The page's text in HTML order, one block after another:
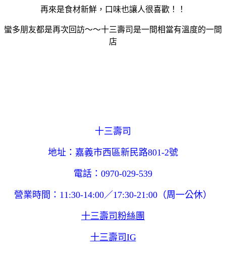
再來是食材新鮮，口味也讓人很喜歡！！
蠻多朋友都是再次回訪～～十三壽司是一間相當有溫度的一間
店
十三壽司
地址：嘉義市西區新民路801-2號
電話：0970-029-539
營業時間：11:30-14:00／17:30-21:00（周一公休）
十三壽司粉絲團
十三壽司IG